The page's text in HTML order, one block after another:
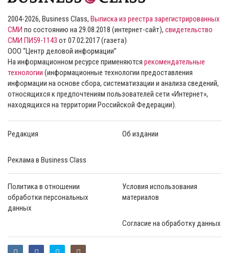
2004-2026, Business Class, Выписка из реестра зарегистрированных
СМИ по состоянию на 29.08.2018 (интернет-сайт), свидетельство
СМИ ПИ59-1143 от 07.02.2017 (газета)
ООО “Центр деловой информации”
На информационном ресурсе применяются рекомендательные
технологии (информационные технологии предоставления
информации на основе сбора, систематизации и анализа сведений,
относящихся к предпочтениям пользователей сети «Интернет»,
находящихся на территории Российской Федерации).
Редакция Об издании
Реклама в Business Class
Политика в отношении
обработки персональных
данных
Условия использования
материалов
Согласие на обработку данных